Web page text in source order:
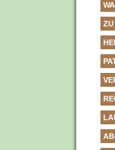
ZU